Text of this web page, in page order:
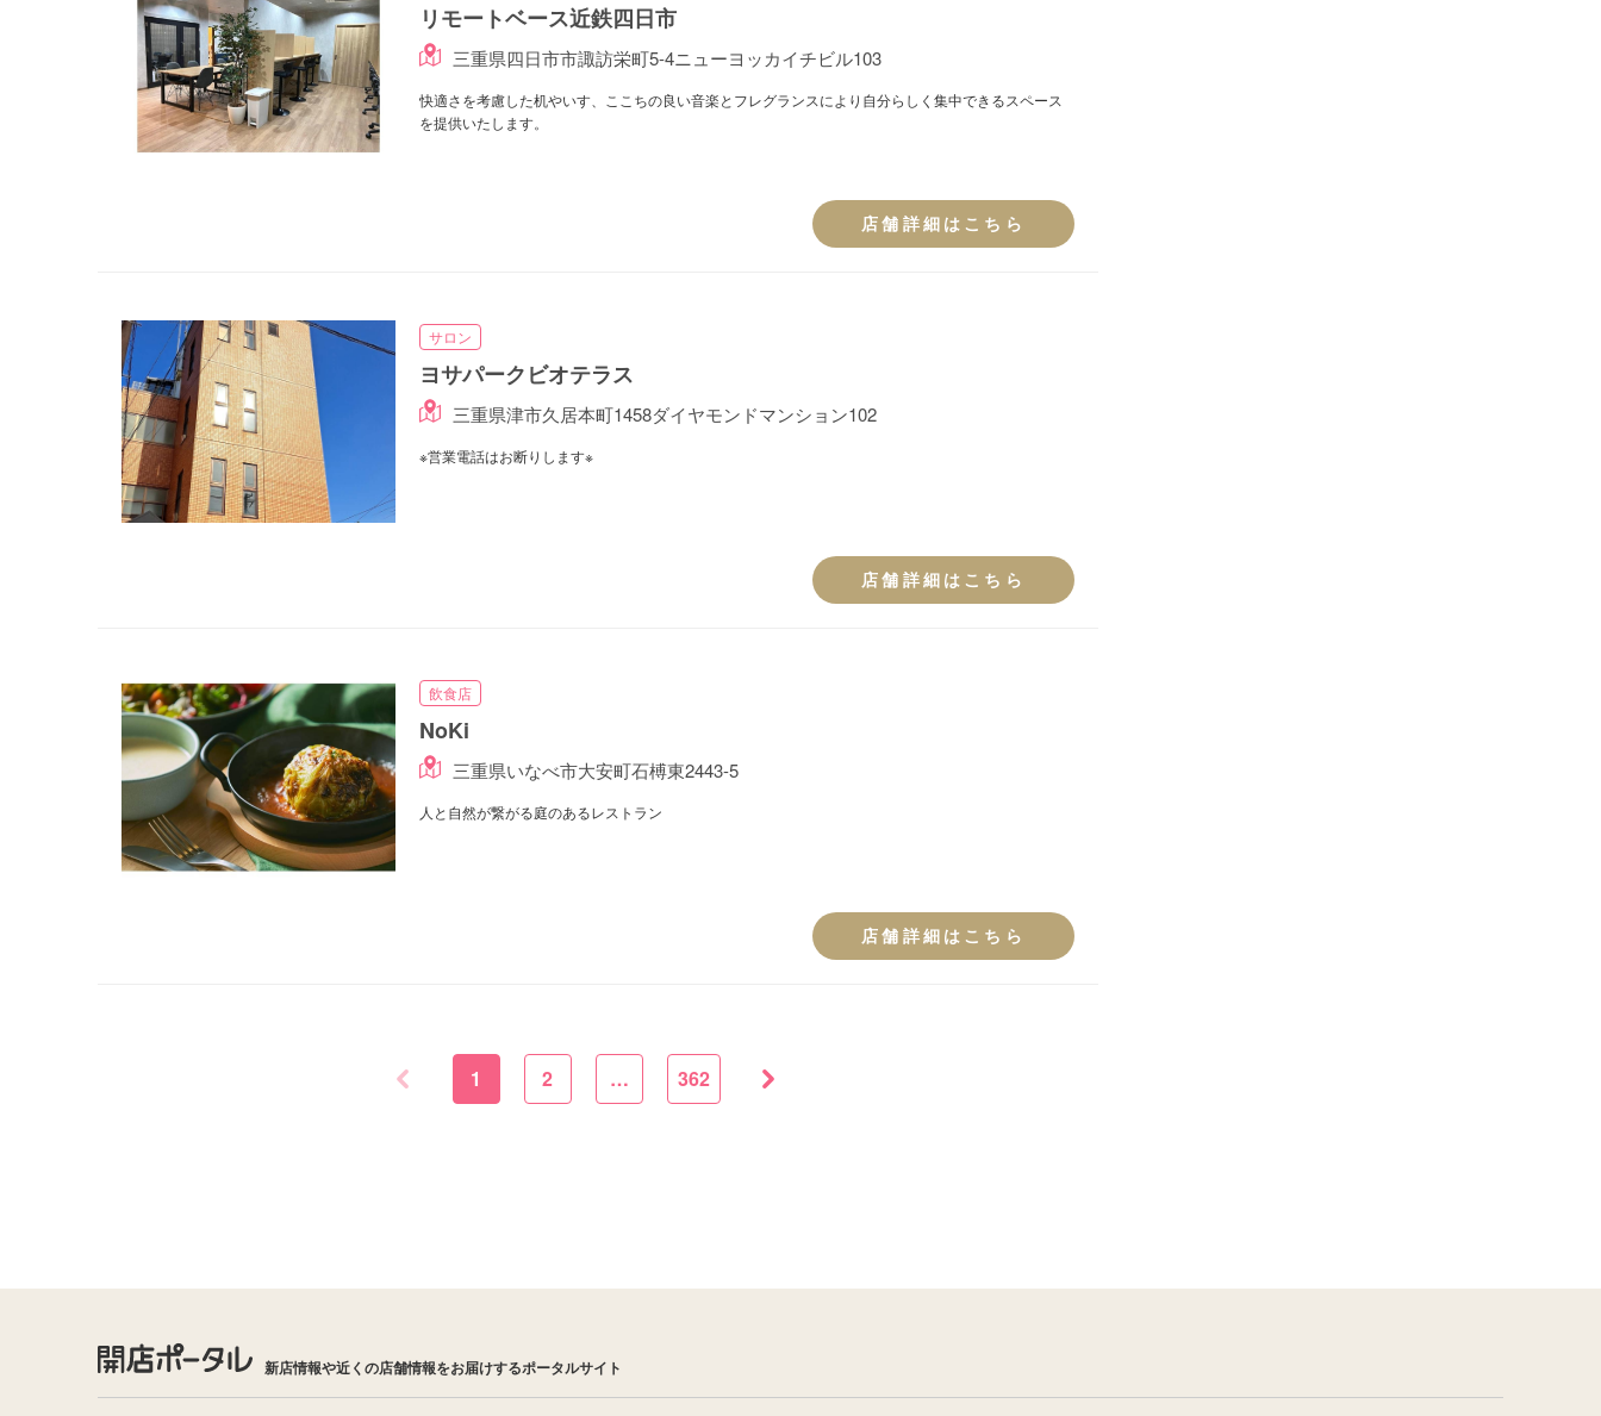
リモートベース近鉄四日市
三重県四日市市諏訪栄町5-4ニューヨッカイチビル103
快適さを考慮した机やいす、ここちの良い音楽とフレグランスにより自分らしく集中できるスペース
を提供いたします。
店舗詳細はこちら
サロン
ヨサパークビオテラス
三重県津市久居本町1458ダイヤモンドマンション102
※営業電話はお断りします※
店舗詳細はこちら
飲食店
NoKi
三重県いなべ市大安町石榑東2443-5
人と自然が繋がる庭のあるレストラン
店舗詳細はこちら
1 2 … 362
新店情報や近くの店舗情報をお届けするポータルサイト